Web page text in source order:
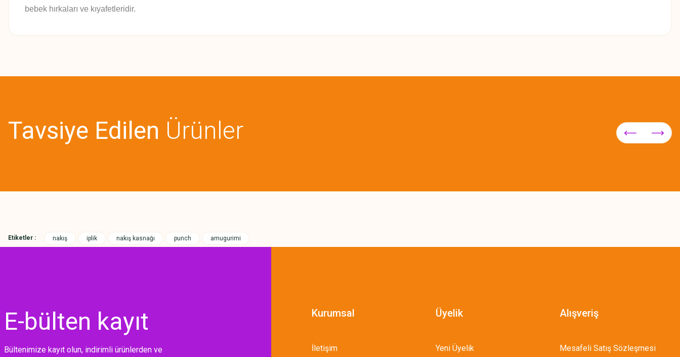
bebek hırkaları ve kıyafetleridir.
Bu ürüne ilk yorumu siz yapın!
Ürün bilgilerinde hatalar bulunuyor.
Ürün fiyatı diğer sitelerden daha pahalı.
Sitemize ilk yorumu siz yapın!
Tavsiye Edilen Ürünler
Etiketler : nakış iplik nakış kasnağı punch amugurimi
E-bülten kayıt
Bültenimize kayıt olun, indirimli ürünlerden ve
Kurumsal
İletişim
Üyelik
Yeni Üyelik
Alışveriş
Mesafeli Satış Sözleşmesi